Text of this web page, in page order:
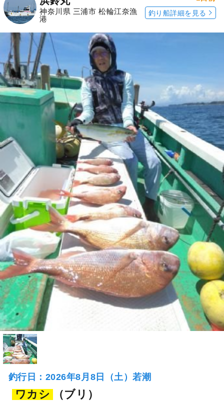
神奈川県 三浦市 松輪江奈漁
港
釣り船詳細を見る
釣行日：2026年8月8日（土）若潮
ワカシ
（ブリ）